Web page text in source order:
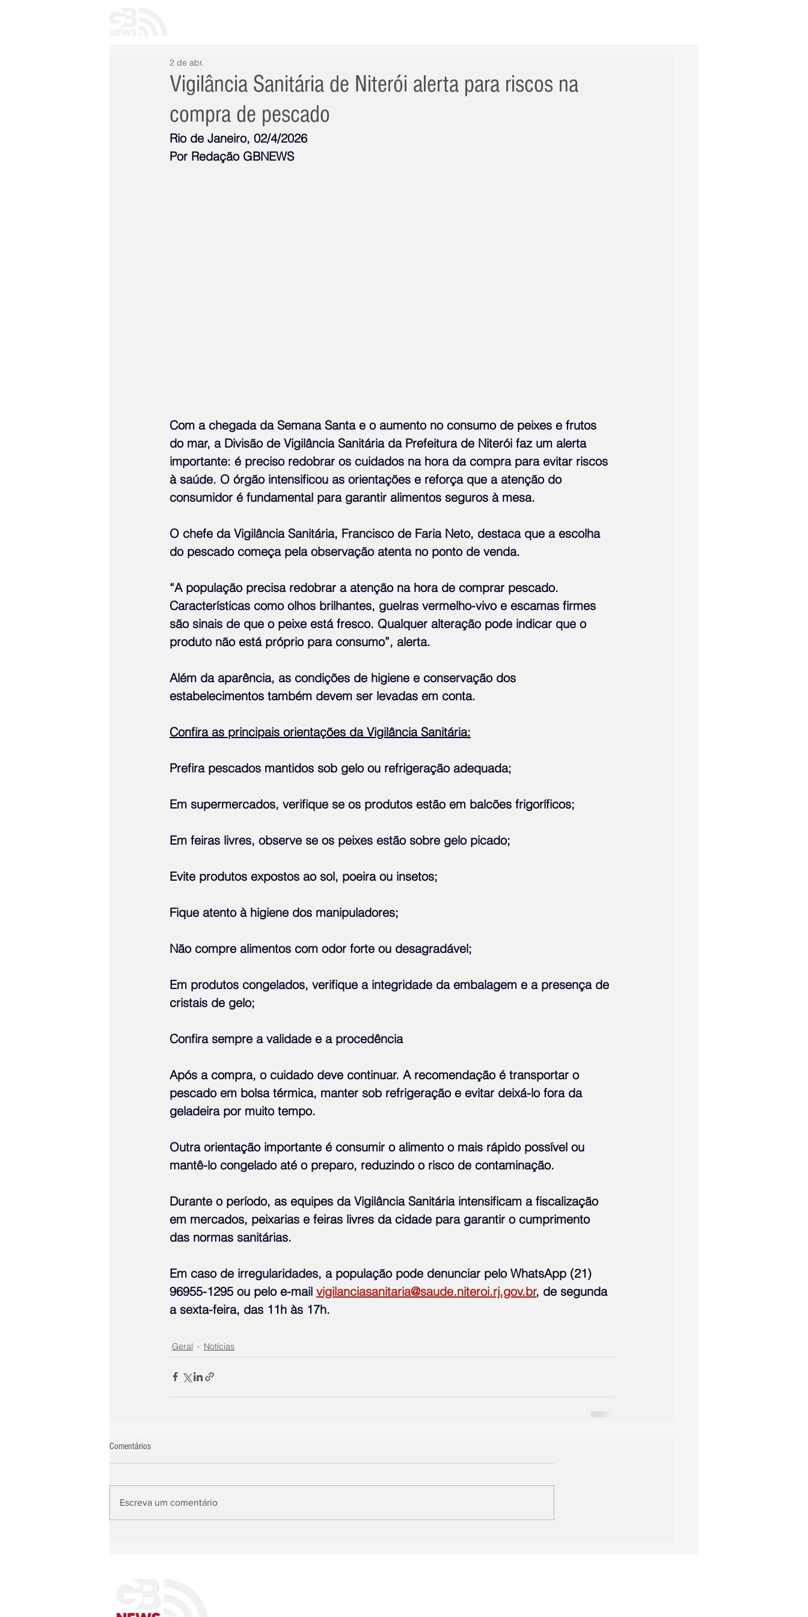
Vigilância Sanitária de Niterói alerta para riscos na
compra de pescado
2 de abr.
Rio de Janeiro, 02/4/2026
Por Redação GBNEWS
Com a chegada da Semana Santa e o aumento no consumo de peixes e frutos
do mar, a Divisão de Vigilância Sanitária da Prefeitura de Niterói faz um alerta
importante: é preciso redobrar os cuidados na hora da compra para evitar riscos
à saúde. O órgão intensificou as orientações e reforça que a atenção do
consumidor é fundamental para garantir alimentos seguros à mesa.
O chefe da Vigilância Sanitária, Francisco de Faria Neto, destaca que a escolha
do pescado começa pela observação atenta no ponto de venda.
“A população precisa redobrar a atenção na hora de comprar pescado.
Características como olhos brilhantes, guelras vermelho-vivo e escamas firmes
são sinais de que o peixe está fresco. Qualquer alteração pode indicar que o
produto não está próprio para consumo”, alerta.
Além da aparência, as condições de higiene e conservação dos
estabelecimentos também devem ser levadas em conta.
Confira as principais orientações da Vigilância Sanitária:
Prefira pescados mantidos sob gelo ou refrigeração adequada;
Em supermercados, verifique se os produtos estão em balcões frigoríficos;
Em feiras livres, observe se os peixes estão sobre gelo picado;
Evite produtos expostos ao sol, poeira ou insetos;
Fique atento à higiene dos manipuladores;
Não compre alimentos com odor forte ou desagradável;
Em produtos congelados, verifique a integridade da embalagem e a presença de
cristais de gelo;
Confira sempre a validade e a procedência
Após a compra, o cuidado deve continuar. A recomendação é transportar o
pescado em bolsa térmica, manter sob refrigeração e evitar deixá-lo fora da
geladeira por muito tempo.
Outra orientação importante é consumir o alimento o mais rápido possível ou
mantê-lo congelado até o preparo, reduzindo o risco de contaminação.
Durante o período, as equipes da Vigilância Sanitária intensificam a fiscalização
em mercados, peixarias e feiras livres da cidade para garantir o cumprimento
das normas sanitárias.
Em caso de irregularidades, a população pode denunciar pelo WhatsApp (21)
96955-1295 ou pelo e-mail vigilanciasanitaria@saude.niteroi.rj.gov.br, de segunda
a sexta-feira, das 11h às 17h.
Geral Notícias
Comentários
Escreva um comentário